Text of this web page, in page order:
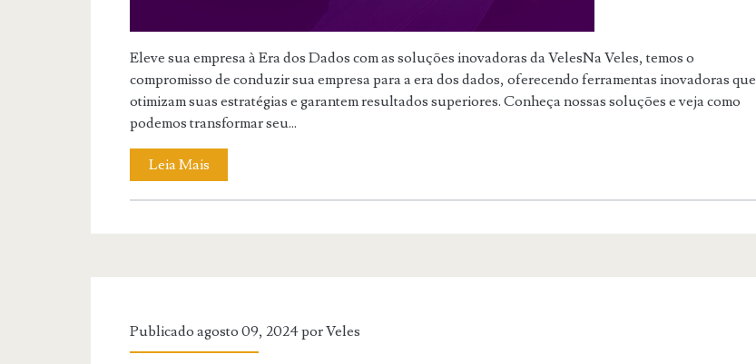
Eleve sua empresa à Era dos Dados com as soluções inovadoras da VelesNa Veles, temos o
compromisso de conduzir sua empresa para a era dos dados, oferecendo ferramentas inovadoras que
otimizam suas estratégias e garantem resultados superiores. Conheça nossas soluções e veja como
podemos transformar seu...
Leia Mais
Publicado agosto 09, 2024 porVeles